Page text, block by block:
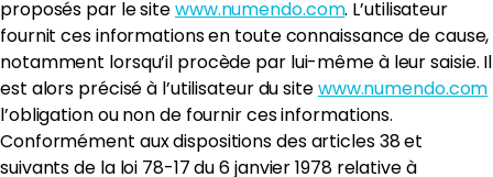
proposés par le sitewww.numendo.com. L’utilisateur
fournit ces informations en toute connaissance de cause,
notamment lorsqu’il procède par lui-même à leur saisie. Il
est alors précisé à l’utilisateur du sitewww.numendo.com
l’obligation ou non de fournir ces informations.
Conformément aux dispositions des articles 38 et
suivants de la loi 78-17 du 6 janvier 1978 relative à